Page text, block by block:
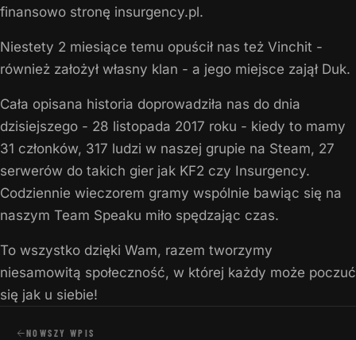
finansowo stronę insurgency.pl.
Niestety 2 miesiące temu opuścił nas też Vinchit -
również założył własny klan - a jego miejsce zajął Duk.
Cała opisana historia doprowadziła nas do dnia
dzisiejszego - 28 listopada 2017 roku - kiedy to mamy
31 członków, 317 ludzi w naszej grupie na Steam, 27
serwerów do takich gier jak KF2 czy Insurgency.
Codziennie wieczorem gramy wspólnie bawiąc się na
naszym Team Speaku miło spędzając czas.
To wszystko dzięki Wam, razem tworzymy
niesamowitą społeczność, w której każdy może poczuć
się jak u siebie!
NOWSZY WPIS